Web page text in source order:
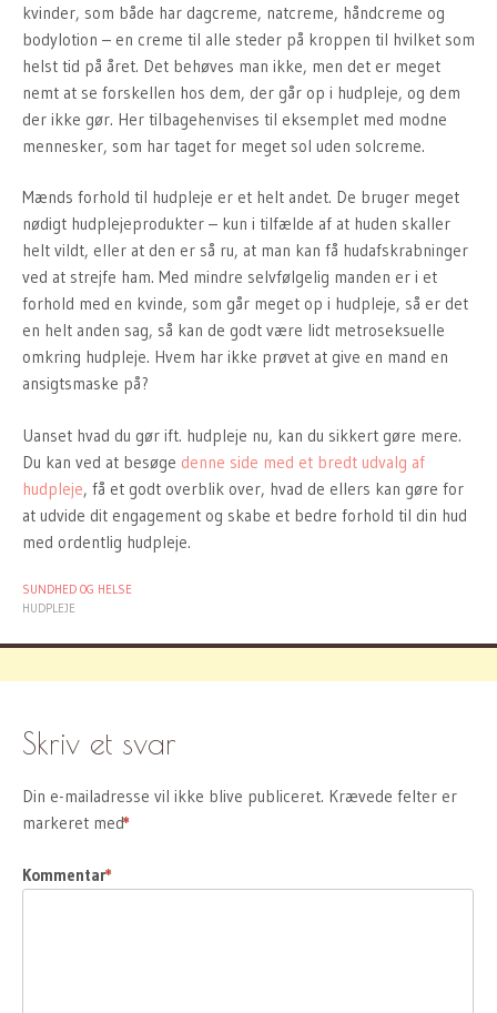
kvinder, som både har dagcreme, natcreme, håndcreme og
bodylotion – en creme til alle steder på kroppen til hvilket som
helst tid på året. Det behøves man ikke, men det er meget
nemt at se forskellen hos dem, der går op i hudpleje, og dem
der ikke gør. Her tilbagehenvises til eksemplet med modne
mennesker, som har taget for meget sol uden solcreme.
Mænds forhold til hudpleje er et helt andet. De bruger meget
nødigt hudplejeprodukter – kun i tilfælde af at huden skaller
helt vildt, eller at den er så ru, at man kan få hudafskrabninger
ved at strejfe ham. Med mindre selvfølgelig manden er i et
forhold med en kvinde, som går meget op i hudpleje, så er det
en helt anden sag, så kan de godt være lidt metroseksuelle
omkring hudpleje. Hvem har ikke prøvet at give en mand en
ansigtsmaske på?
Uanset hvad du gør ift. hudpleje nu, kan du sikkert gøre mere.
Du kan ved at besøge denne side med et bredt udvalg af
hudpleje, få et godt overblik over, hvad de ellers kan gøre for
at udvide dit engagement og skabe et bedre forhold til din hud
med ordentlig hudpleje.
SUNDHED OG HELSE
HUDPLEJE
Skriv et svar
Din e-mailadresse vil ikke blive publiceret. Krævede felter er
markeret med
*
Kommentar
*